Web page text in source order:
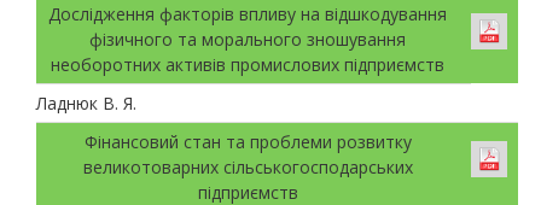
Дослідження факторів впливу на відшкодування
фізичного та морального зношування
необоротних активів промислових підприємств
Ладнюк В. Я.
Фінансовий стан та проблеми розвитку
великотоварних сільськогосподарських
підприємств